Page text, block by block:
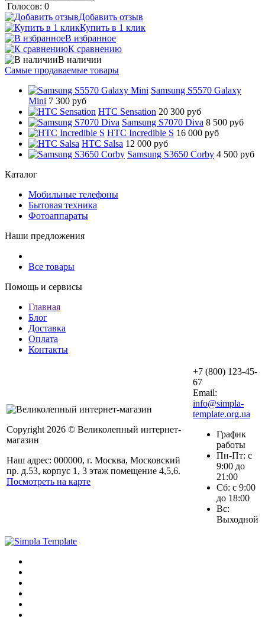
Голосов: 0
Добавить отзыв
Купить в 1 клик
В избранное
К сравнению
В наличии
Самые продаваемые товары
Samsung S5570 Galaxy
Mini 7 300 руб
HTC Sensation 20 300 руб
Samsung S7070 Diva 8 500 руб
HTC Incredible S 16 000 руб
HTC Salsa 12 000 руб
Samsung S3650 Corby 4 500 руб
Каталог
Мобильные телефоны
Бытовая техника
Фотоаппараты
Наши предложения
Все товары
Помощь и сервисы
Главная
Блог
Доставка
Оплата
Контакты
Copyright 2026 © Великолепный интернет-
магазин
Наш адрес: 000000, г. Москва, Московский
пр. д.53, корпус 1, 3 этаж помещение 4,5,6.
Посмотреть на карте
+7 (800) 123-45-
67
Email:
info@simpla-
template.org.ua
График
работы
Пн-Пт: с
9:00 до
21:00
Сб: с 9:00
до 18:00
Вс:
Выходной